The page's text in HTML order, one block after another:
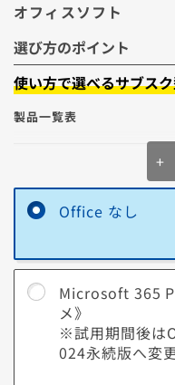
パソコンのドライブを暗号化
リモートデス
別のデバイスからWindows
例えばテレワークなどで、会
いったケースでは大変便利で
Windows 情報
企業データを偶発的に漏洩さ
オフィスソフト
選び方のポイント
使い方で選べるサブス
製品一覧表
Home and
Business 2024
【買い切り型】
※一部のモデルでは選択できな
+
Office なし
Microsoft 365
メ》
※試用期間後は
024永続版へ変